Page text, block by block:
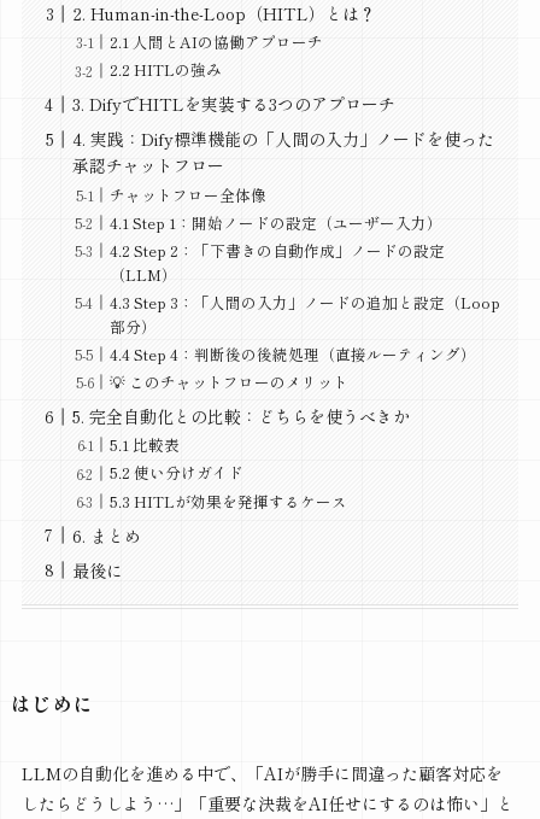
2. Human-in-the-Loop（HITL）とは？
2.1 人間とAIの協働アプローチ
2.2 HITLの強み
3. DifyでHITLを実装する3つのアプローチ
4. 実践：Dify標準機能の「人間の入力」ノードを使った
承認チャットフロー
チャットフロー全体像
4.1 Step 1：開始ノードの設定（ユーザー入力）
4.2 Step 2：「下書きの自動作成」ノードの設定
（LLM）
4.3 Step 3：「人間の入力」ノードの追加と設定（Loop
部分）
4.4 Step 4：判断後の後続処理（直接ルーティング）
💡 このチャットフローのメリット
5. 完全自動化との比較：どちらを使うべきか
5.1 比較表
5.2 使い分けガイド
5.3 HITLが効果を発揮するケース
6. まとめ
最後に
はじめに
LLMの自動化を進める中で、「AIが勝手に間違った顧客対応を
したらどうしよう…」「重要な決裁をAI任せにするのは怖い」と